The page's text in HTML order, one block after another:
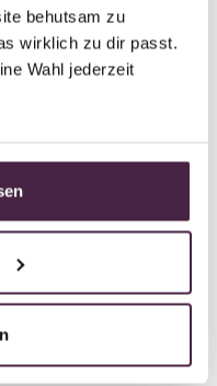
behutsam zu
wirklich zu dir passt.
Wahl jederzeit
- Nfg: